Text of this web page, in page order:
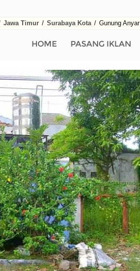
Jawa Timur / Surabaya Kota / Gunung Anyar
HOME PASANG IKLAN